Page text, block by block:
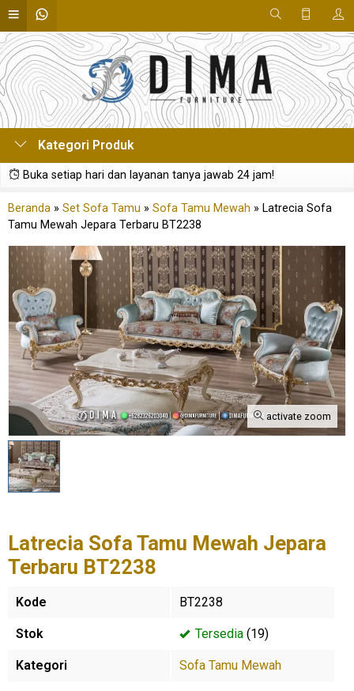
Kategori Produk
Buka setiap hari dan layanan tanya jawab 24 jam!
Beranda » Set Sofa Tamu » Sofa Tamu Mewah » Latrecia Sofa
Tamu Mewah Jepara Terbaru BT2238
activate zoom
Latrecia Sofa Tamu Mewah Jepara
Terbaru BT2238
Kode BT2238
Stok Tersedia (19)
Kategori Sofa Tamu Mewah